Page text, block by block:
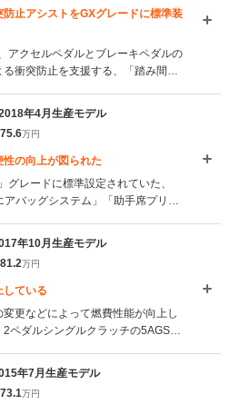
られた。（2019.9）
防止アシストをGXグレードに標準装
アクセルペダルとブレーキペダルの
衝突防止を支援する、「踏み間違
。（2018.5）
年4月生産モデル
75.6万円
の向上が図られた
グレードに標準設定されていた、
アバッグシステム」「助手席プリテ
。また、「電源ソケット」を全グレ
するとともに、「グローブボック
により、利便性が向上している。
年10月生産モデル
81.2万円
している
変更などによって燃費性能が向上し
ペダルシングルクラッチの5AGSに
っている。さらに、ボディ表面を
とするなど実用性も高められてい
年7月生産モデル
73.1万円